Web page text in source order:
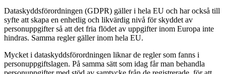
Dataskyddsförordningen (GDPR) gäller i hela EU och har också till
syfte att skapa en enhetlig och likvärdig nivå för skyddet av
personuppgifter så att det fria flödet av uppgifter inom Europa inte
hindras. Samma regler gäller inom hela EU.
Mycket i dataskyddsförordningen liknar de regler som fanns i
personuppgiftslagen. På samma sätt som idag får man behandla